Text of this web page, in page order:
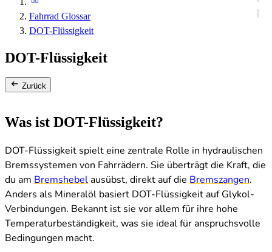
Fahrrad Glossar
DOT-Flüssigkeit
DOT-Flüssigkeit
Zurück
Was ist DOT-Flüssigkeit?
DOT-Flüssigkeit spielt eine zentrale Rolle in hydraulischen
Bremssystemen von Fahrrädern. Sie überträgt die Kraft, die
du am Bremshebel ausübst, direkt auf die Bremszangen.
Anders als Mineralöl basiert DOT-Flüssigkeit auf Glykol-
Verbindungen. Bekannt ist sie vor allem für ihre hohe
Temperaturbeständigkeit, was sie ideal für anspruchsvolle
Bedingungen macht.